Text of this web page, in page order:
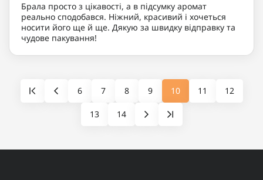
Брала просто з цікавості, а в підсумку аромат
реально сподобався. Ніжний, красивий і хочеться
носити його ще й ще. Дякую за швидку відправку та
чудове пакування!
6 7 8 9 10 11 12
13 14